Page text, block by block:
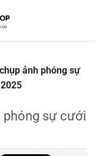
ảnh phóng sự
phóng sự cưới